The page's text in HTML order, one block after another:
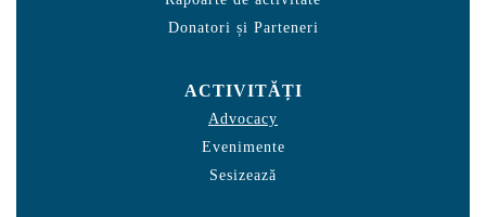
Donatori și Parteneri
ACTIVITĂȚI
Advocacy
Evenimente
Sesizează